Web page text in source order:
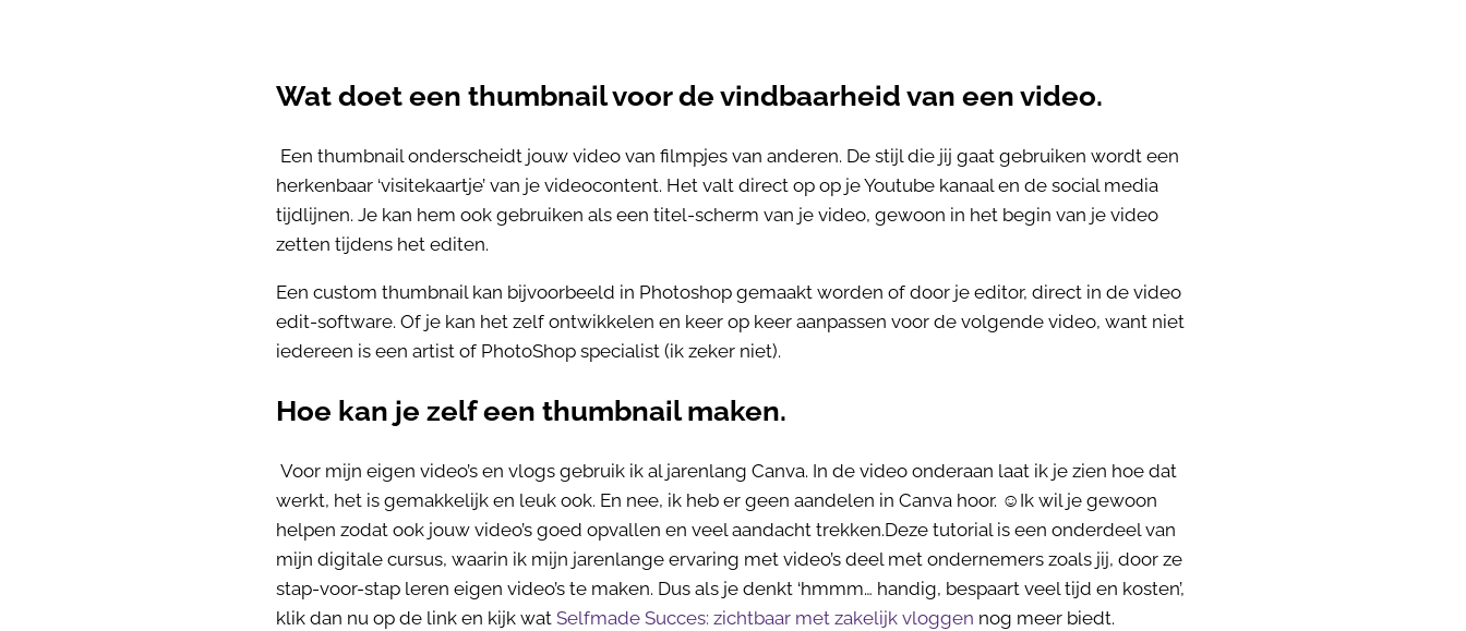
Wat doet een thumbnail voor de vindbaarheid van een video.
Een thumbnail onderscheidt jouw video van filmpjes van anderen. De stijl die jij gaat gebruiken wordt een
herkenbaar ‘visitekaartje’ van je videocontent. Het valt direct op op je Youtube kanaal en de social media
tijdlijnen. Je kan hem ook gebruiken als een titel-scherm van je video, gewoon in het begin van je video
zetten tijdens het editen.
Een custom thumbnail kan bijvoorbeeld in Photoshop gemaakt worden of door je editor, direct in de video
edit-software. Of je kan het zelf ontwikkelen en keer op keer aanpassen voor de volgende video, want niet
iedereen is een artist of PhotoShop specialist (ik zeker niet).
Hoe kan je zelf een thumbnail maken.
Voor mijn eigen video’s en vlogs gebruik ik al jarenlang Canva. In de video onderaan laat ik je zien hoe dat
werkt, het is gemakkelijk en leuk ook. En nee, ik heb er geen aandelen in Canva hoor. ☺Ik wil je gewoon
helpen zodat ook jouw video’s goed opvallen en veel aandacht trekken.Deze tutorial is een onderdeel van
mijn digitale cursus, waarin ik mijn jarenlange ervaring met video’s deel met ondernemers zoals jij, door ze
stap-voor-stap leren eigen video’s te maken. Dus als je denkt ‘hmmm… handig, bespaart veel tijd en kosten’,
klik dan nu op de link en kijk watSelfmade Succes: zichtbaar met zakelijk vloggen nog meer biedt.